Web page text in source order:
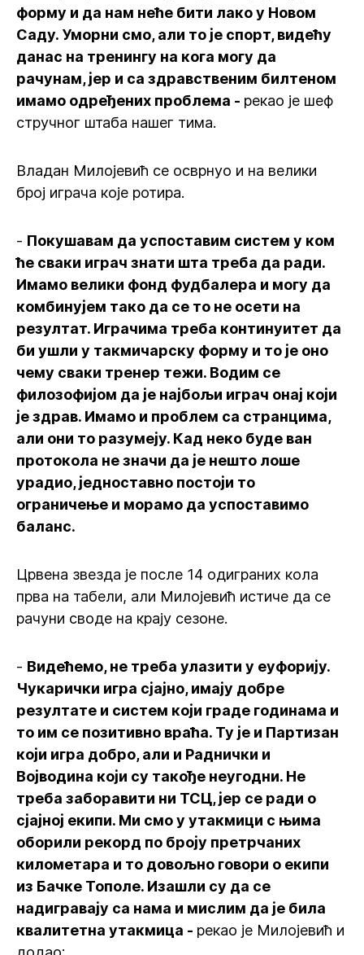
форму и да нам неће бити лако у Новом
Саду. Уморни смо, али то је спорт, видећу
данас на тренингу на кога могу да
рачунам, јер и са здравственим билтеном
имамо одређених проблема - рекао је шеф
стручног штаба нашег тима.
Владан Милојевић се осврнуо и на велики
број играча које ротира.
- Покушавам да успоставим систем у ком
ће сваки играч знати шта треба да ради.
Имамо велики фонд фудбалера и могу да
комбинујем тако да се то не осети на
резултат. Играчима треба континуитет да
би ушли у такмичарску форму и то је оно
чему сваки тренер тежи. Водим се
филозофијом да је најбољи играч онај који
је здрав. Имамо и проблем са странцима,
али они то разумеју. Кад неко буде ван
протокола не значи да је нешто лоше
урадио, једноставно постоји то
ограничење и морамо да успоставимо
баланс.
Црвена звезда је после 14 одиграних кола
прва на табели, али Милојевић истиче да се
рачуни своде на крају сезоне.
- Видећемо, не треба улазити у еуфорију.
Чукарички игра сјајно, имају добре
резултате и систем који граде годинама и
то им се позитивно враћа. Ту је и Партизан
који игра добро, али и Раднички и
Војводина који су такође неугодни. Не
треба заборавити ни ТСЦ, јер се ради о
сјајној екипи. Ми смо у утакмици с њима
оборили рекорд по броју претрчаних
километара и то довољно говори о екипи
из Бачке Тополе. Изашли су да се
надигравају са нама и мислим да је била
квалитетна утакмица - рекао је Милојевић и